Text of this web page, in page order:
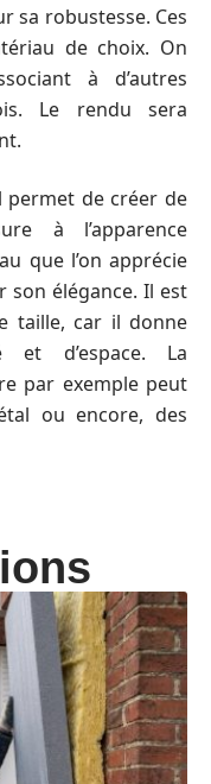
sa robustesse. Ces
de choix. On
à d’autres
Le rendu sera
permet de créer de
à l’apparence
que l’on apprécie
élégance. Il est
taille, car il donne
et d’espace. La
par exemple peut
ou encore, des